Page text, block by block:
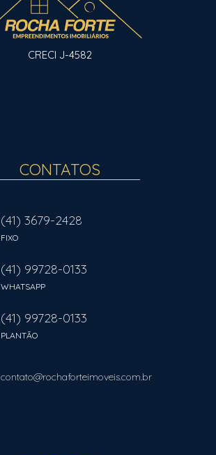
CRECI J-4582
CONTATOS
(41) 3679-2428
FIXO
(41) 99728-0133
WHATSAPP
(41) 99728-0133
PLANTÃO
contato@rochaforteimoveis.com.br